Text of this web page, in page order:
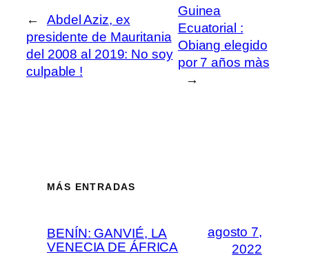
←
Abdel Aziz, ex
presidente de Mauritania
del 2008 al 2019: No soy
culpable !
Guinea
Ecuatorial :
Obiang elegido
por 7 años màs
→
MÁS ENTRADAS
BENÍN: GANVIÉ, LA
VENECIA DE ÁFRICA
agosto 7,
2022